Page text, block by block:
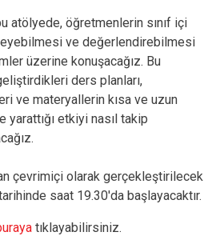
atölyede, öğretmenlerin sınıf içi
ve değerlendirebilmesi
üzerine konuşacağız. Bu
ders planları,
ve materyallerin kısa ve uzun
etkiyi nasıl takip
çevrimiçi olarak gerçekleştirilecek
saat 19.30'da başlayacaktır.
tıklayabilirsiniz.